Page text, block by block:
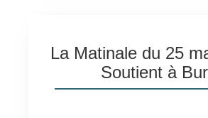
La Matinale du 25
Soutient à